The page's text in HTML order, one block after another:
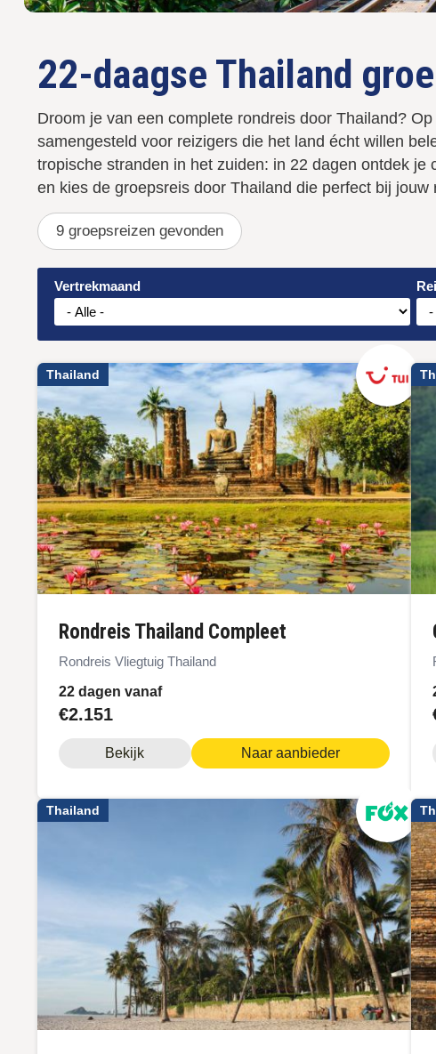
22-daagse Thailand
Droom je van een complete rondreis door Thailand?
samengesteld voor reizigers die het land écht willen
tropische stranden in het zuiden: in 22 dagen ontdek
en kies de groepsreis door Thailand die perfect bij jouw
9 gevonden
Vertrekmaand
Thailand
Rondreis Thailand Compleet
Rondreis Vliegtuig Thailand
22 dagen vanaf
€2.151
Bekijk Naar aanbieder
Thailand